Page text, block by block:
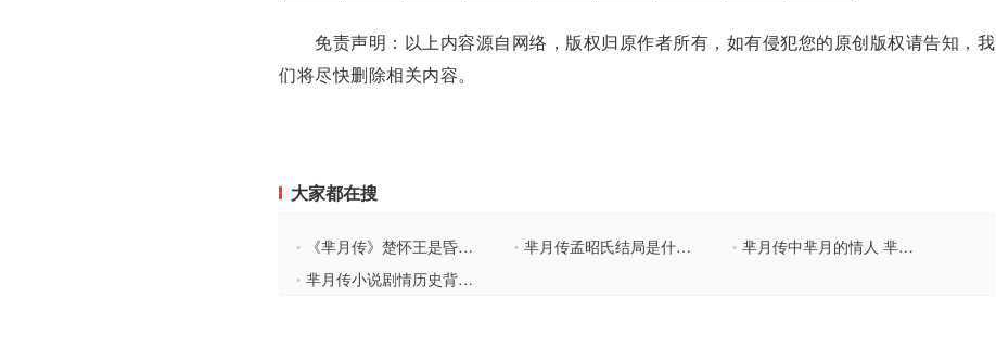
免责声明：以上内容源自网络，版权归原作者所有，如有侵犯您的原创版权请告知，我
们将尽快删除相关内容。
大家都在搜
• 《芈月传》楚怀王是昏君还是仁君？ • 芈月传孟昭氏结局是什么 孟昭氏扮演者徐百卉资料曝光 • 芈月传中芈月的情人 芈月是如何处理自己情人的
• 芈月传小说剧情历史背景介绍 芈月传大结局曝光